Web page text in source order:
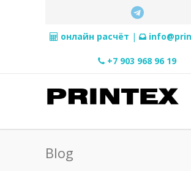
онлайн расчёт |
+7 903 968 96 19
Blog